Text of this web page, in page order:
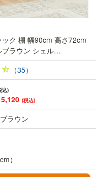
ック 棚 幅90cm 高さ72cm
ブラウン シェル…
（35）
込)
(税込)
ラウン
）